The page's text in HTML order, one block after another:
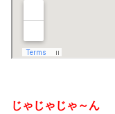
じゃじゃじゃ～ん